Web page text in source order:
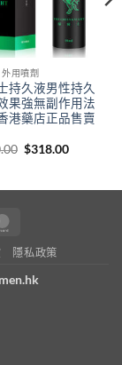
外用噴劑
持久液男性持久
果強無副作用法
港藥店正品售賣
Original
$318.00Current
隱私政策